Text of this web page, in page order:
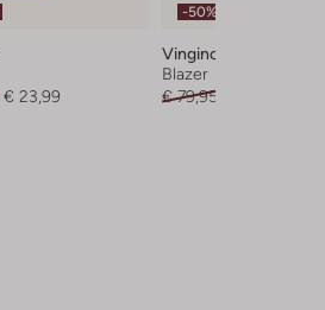
€ 23,99
-50%
Vingino
Blazer
€ 79,95